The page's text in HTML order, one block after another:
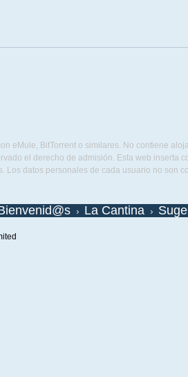
eMule, BitTorrent o similares. No contiene
el derecho de admisión. Esta web
Los datos personales de cada usuario no son
La Cantina